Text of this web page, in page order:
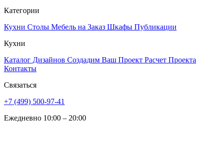
Категории
Кухни Столы Мебель на Заказ Шкафы Публикации
Кухни
Каталог Дизайнов Создадим Ваш Проект Расчет Проекта
Контакты
Связаться
+7 (499) 500-97-41
Ежедневно 10:00 – 20:00